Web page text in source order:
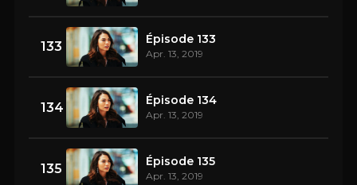
133 Épisode 133
Apr. 13, 2019
134 Épisode 134
Apr. 13, 2019
135 Épisode 135
Apr. 13, 2019